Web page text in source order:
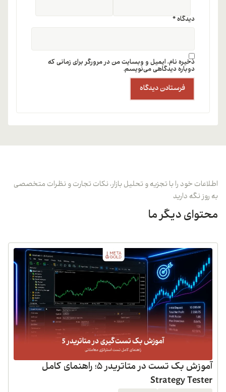
دیدگاه*
ذخیره نام، ایمیل و وبسایت من در مرورگر برای زمانی که
دوباره دیدگاهی می‌نویسم.
اطلاعات خود را با تجزیه و تحلیل بازار، نکات تجارت و نظرات متخصصی
به روز نگه دارید
محتوای دیگر ما
آموزش بک تست در متاتریدر 5؛ راهنمای کامل
Strategy Tester